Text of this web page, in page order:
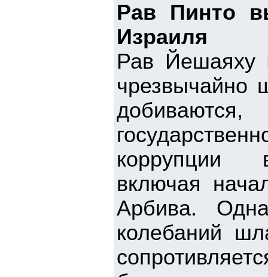
Рав Пинто
Израиля
Рав Йешаяху
чрезвычайно
добиваются,
коррупции
включая
Арбива.
колебаний